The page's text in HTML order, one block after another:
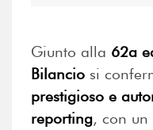
Giunto alla 62a
Bilancio si
prestigioso e
reporting, con